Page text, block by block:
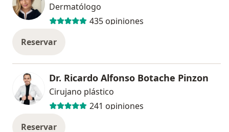
Dermatólogo
435 opiniones
Reservar
Dr. Ricardo Alfonso Botache Pinzon
Cirujano plástico
241 opiniones
Reservar